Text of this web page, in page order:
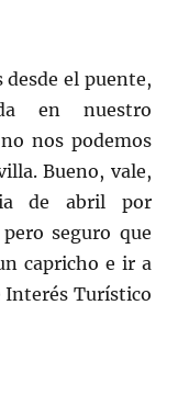
desde el puente,
en nuestro
nos podemos
Bueno, vale,
de abril por
seguro que
capricho e ir a
Interés Turístico